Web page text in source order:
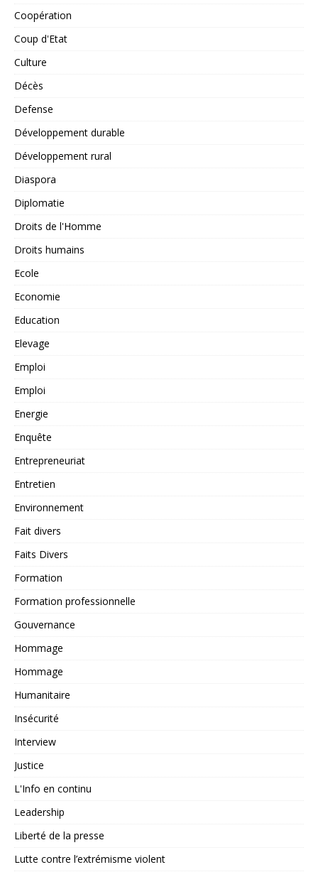
Coopération
Coup d'Etat
Culture
Décès
Defense
Développement durable
Développement rural
Diaspora
Diplomatie
Droits de l'Homme
Droits humains
Ecole
Economie
Education
Elevage
Emploi
Emploi
Energie
Enquête
Entrepreneuriat
Entretien
Environnement
Fait divers
Faits Divers
Formation
Formation professionnelle
Gouvernance
Hommage
Hommage
Humanitaire
Insécurité
Interview
Justice
L'Info en continu
Leadership
Liberté de la presse
Lutte contre l’extrémisme violent